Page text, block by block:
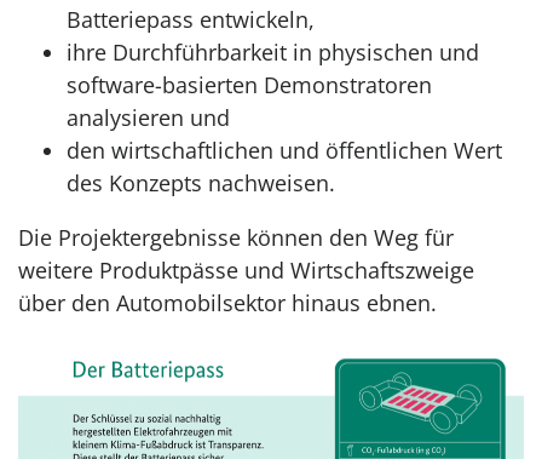
Batteriepass entwickeln,
ihre Durchführbarkeit in physischen und
software-basierten Demonstratoren
analysieren und
den wirtschaftlichen und öffentlichen Wert
des Konzepts nachweisen.
Die Projektergebnisse können den Weg für
weitere Produktpässe und Wirtschaftszweige
über den Automobilsektor hinaus ebnen.